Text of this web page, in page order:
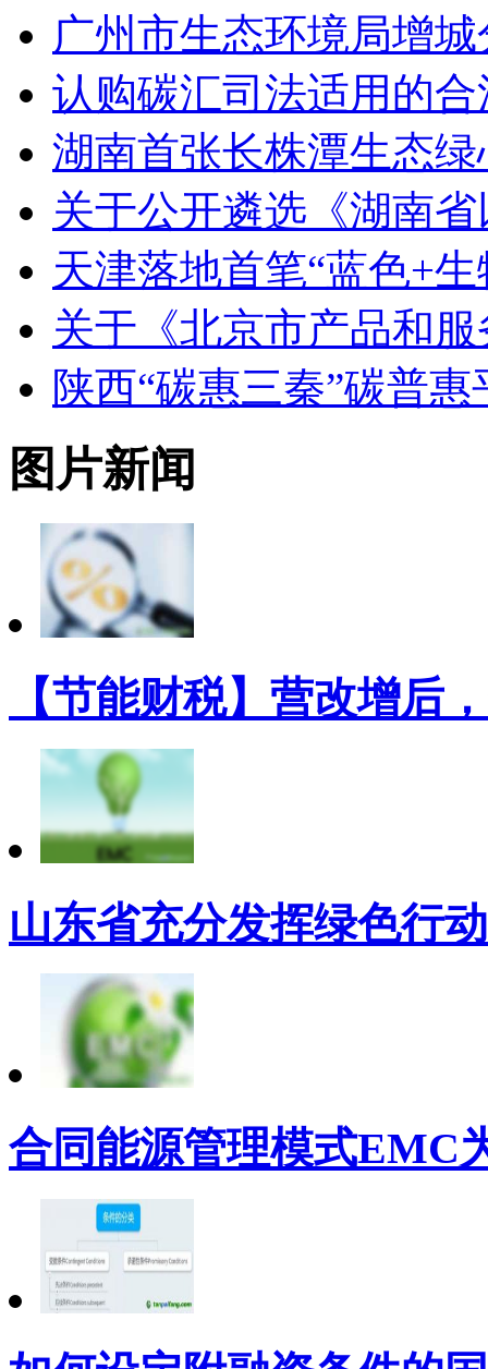
广州市生态环境局增
认购碳汇司法适用的
湖南首张长株潭生态
关于公开遴选《湖南
天津落地首笔“蓝色+
关于《北京市产品和
陕西“碳惠三秦”碳普
图片新闻
【节能财税】营改增后
山东省充分发挥绿色行
合同能源管理模式EMC